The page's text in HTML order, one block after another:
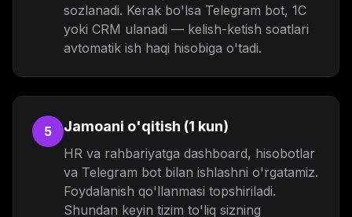
sozlanadi. Kerak bo'lsa Telegram bot, 1C
yoki CRM ulanadi — kelish-ketish soatlari
avtomatik ish haqi hisobiga o'tadi.
5 Jamoani o'qitish (1 kun)
HR va rahbariyatga dashboard, hisobotlar
va Telegram bot bilan ishlashni o'rgatamiz.
Foydalanish qo'llanmasi topshiriladi.
Shundan keyin tizim to'liq sizning